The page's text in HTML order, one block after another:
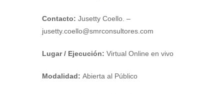
Contacto: Jusetty Coello. –
jusetty.coello@smrconsultores.com
Lugar / Ejecución: Virtual Online en vivo
Modalidad: Abierta al Público